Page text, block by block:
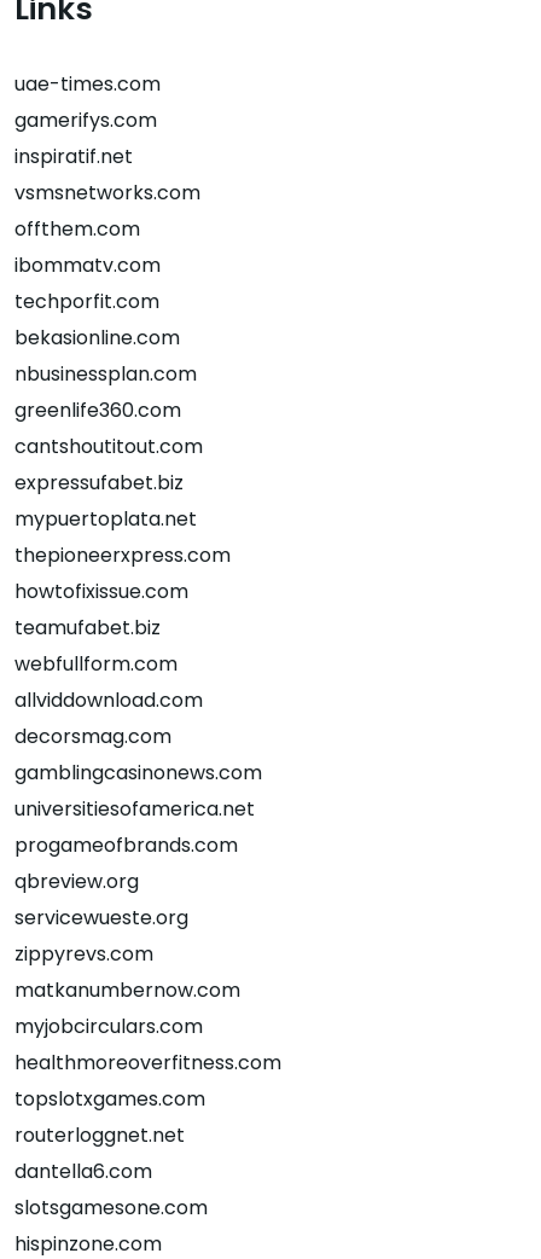
Links
uae-times.com
gamerifys.com
inspiratif.net
vsmsnetworks.com
offthem.com
ibommatv.com
techporfit.com
bekasionline.com
nbusinessplan.com
greenlife360.com
cantshoutitout.com
expressufabet.biz
mypuertoplata.net
thepioneerxpress.com
howtofixissue.com
teamufabet.biz
webfullform.com
allviddownload.com
decorsmag.com
gamblingcasinonews.com
universitiesofamerica.net
progameofbrands.com
qbreview.org
servicewueste.org
zippyrevs.com
matkanumbernow.com
myjobcirculars.com
healthmoreoverfitness.com
topslotxgames.com
routerloggnet.net
dantella6.com
slotsgamesone.com
hispinzone.com